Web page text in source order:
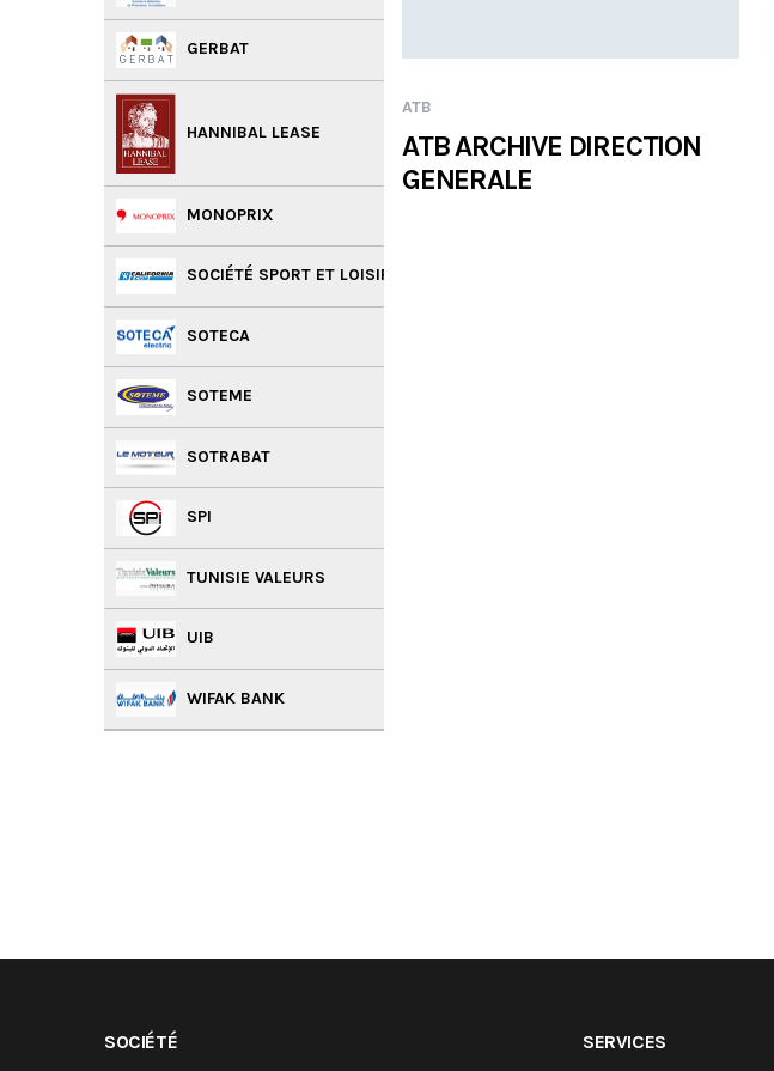
GERBAT
HANNIBAL LEASE
MONOPRIX
SOCIÉTÉ SPORT ET LOISIRS
SOTECA
SOTEME
SOTRABAT
SPI
TUNISIE VALEURS
UIB
WIFAK BANK
ATB
ATB ARCHIVE DIRECTION
GENERALE
SOCIÉTÉ SERVICES